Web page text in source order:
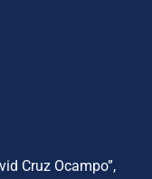
Cruz Ocampo”,